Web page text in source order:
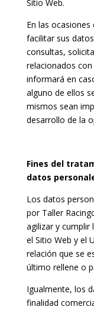
Sitio Web.
En las
facilitar sus
consultas,
relacionados
informará en
alguno de ellos
mismos sean
desarrollo de la
Fines del
datos
Los datos
por Taller
agilizar y
el Sitio Web y el
relación que se
último rellene o
Igualmente, los
finalidad